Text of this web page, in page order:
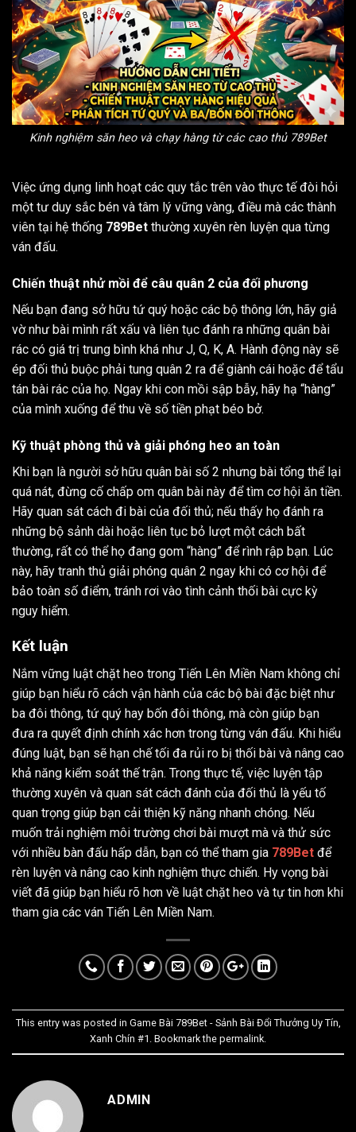
Kinh nghiệm săn heo và chạy hàng từ các cao thủ 789Bet
Việc ứng dụng linh hoạt các quy tắc trên vào thực tế đòi hỏi
một tư duy sắc bén và tâm lý vững vàng, điều mà các thành
viên tại hệ thống 789Bet thường xuyên rèn luyện qua từng
ván đấu.
Chiến thuật nhử mồi để câu quân 2 của đối phương
Nếu bạn đang sở hữu tứ quý hoặc các bộ thông lớn, hãy giả
vờ như bài mình rất xấu và liên tục đánh ra những quân bài
rác có giá trị trung bình khá như J, Q, K, A. Hành động này sẽ
ép đối thủ buộc phải tung quân 2 ra để giành cái hoặc để tẩu
tán bài rác của họ. Ngay khi con mồi sập bẫy, hãy hạ “hàng”
của mình xuống để thu về số tiền phạt béo bở.
Kỹ thuật phòng thủ và giải phóng heo an toàn
Khi bạn là người sở hữu quân bài số 2 nhưng bài tổng thể lại
quá nát, đừng cố chấp om quân bài này để tìm cơ hội ăn tiền.
Hãy quan sát cách đi bài của đối thủ; nếu thấy họ đánh ra
những bộ sảnh dài hoặc liên tục bỏ lượt một cách bất
thường, rất có thể họ đang gom “hàng” để rình rập bạn. Lúc
này, hãy tranh thủ giải phóng quân 2 ngay khi có cơ hội để
bảo toàn số điểm, tránh rơi vào tình cảnh thối bài cực kỳ
nguy hiểm.
Kết luận
Nắm vững luật chặt heo trong Tiến Lên Miền Nam không chỉ
giúp bạn hiểu rõ cách vận hành của các bộ bài đặc biệt như
ba đôi thông, tứ quý hay bốn đôi thông, mà còn giúp bạn
đưa ra quyết định chính xác hơn trong từng ván đấu. Khi hiểu
đúng luật, bạn sẽ hạn chế tối đa rủi ro bị thối bài và nâng cao
khả năng kiểm soát thế trận. Trong thực tế, việc luyện tập
thường xuyên và quan sát cách đánh của đối thủ là yếu tố
quan trọng giúp bạn cải thiện kỹ năng nhanh chóng. Nếu
muốn trải nghiệm môi trường chơi bài mượt mà và thử sức
với nhiều bàn đấu hấp dẫn, bạn có thể tham gia 789Bet để
rèn luyện và nâng cao kinh nghiệm thực chiến. Hy vọng bài
viết đã giúp bạn hiểu rõ hơn về luật chặt heo và tự tin hơn khi
tham gia các ván Tiến Lên Miền Nam.
This entry was posted in Game Bài 789Bet - Sảnh Bài Đổi Thưởng Uy Tín,
Xanh Chín #1 . Bookmark the permalink.
ADMIN